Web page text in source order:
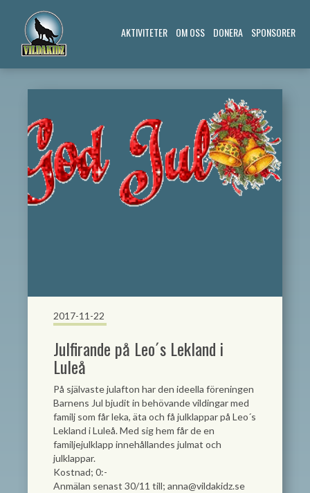
AKTIVITETER OM OSS DONERA SPONSORER
2017-11-22
Julfirande på Leo´s Lekland i
Luleå
På självaste julafton har den ideella föreningen
Barnens Jul bjudit in behövande vildingar med
familj som får leka, äta och få julklappar på Leo´s
Lekland i Luleå. Med sig hem får de en
familjejulklapp innehållandes julmat och
julklappar.
Kostnad; 0:-
Anmälan senast 30/11 till; anna@vildakidz.se